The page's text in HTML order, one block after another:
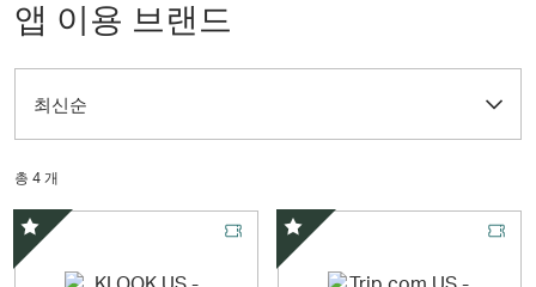
앱 이용 브랜드
최신순
총 4 개
스페셜 오퍼 스페셜 오퍼